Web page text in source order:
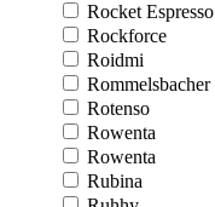
Rocket Espresso
Rockforce
Roidmi
Rommelsbacher
Rotenso
Rowenta
Rowenta
Rubina